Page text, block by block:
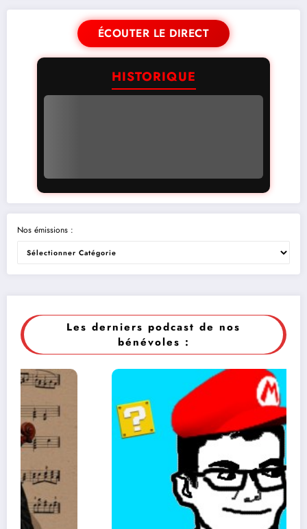
ÉCOUTER LE DIRECT
HISTORIQUE
Nos émissions :
Les derniers podcast de nos
bénévoles :